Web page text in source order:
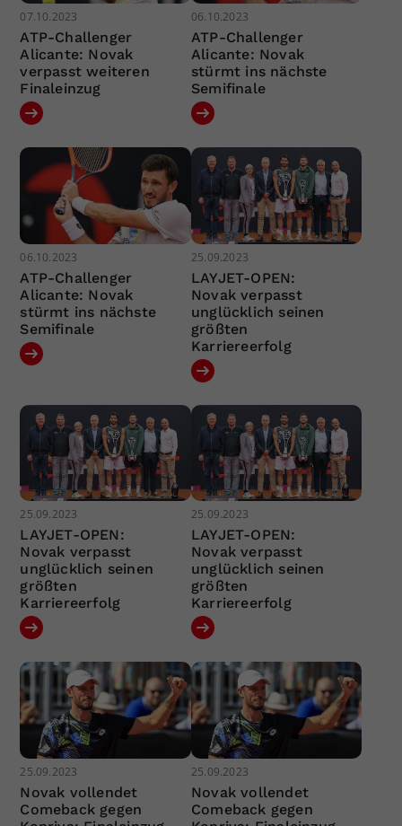
07.10.2023
ATP-Challenger
Alicante: Novak
verpasst weiteren
Finaleinzug
06.10.2023
ATP-Challenger
Alicante: Novak
stürmt ins nächste
Semifinale
06.10.2023
ATP-Challenger
Alicante: Novak
stürmt ins nächste
Semifinale
25.09.2023
LAYJET-OPEN:
Novak verpasst
unglücklich seinen
größten
Karriereerfolg
25.09.2023
LAYJET-OPEN:
Novak verpasst
unglücklich seinen
größten
Karriereerfolg
25.09.2023
LAYJET-OPEN:
Novak verpasst
unglücklich seinen
größten
Karriereerfolg
25.09.2023
Novak vollendet
Comeback gegen
25.09.2023
Novak vollendet
Comeback gegen